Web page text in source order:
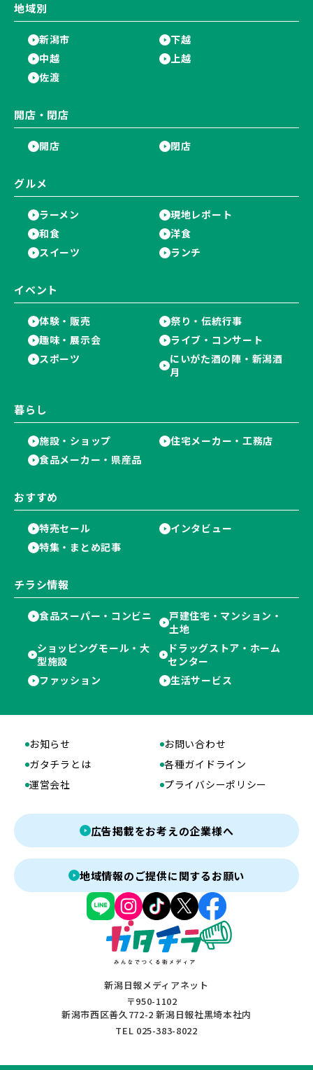
地域別
新潟市
下越
中越
上越
佐渡
開店・閉店
開店 閉店
グルメ
ラーメン
現地レポート
和食
洋食
スイーツ
ランチ
イベント
体験・販売
祭り・伝統行事
趣味・展示会
ライブ・コンサート
スポーツ
にいがた酒の陣・新潟酒
月
暮らし
施設・ショップ
住宅メーカー・工務店
食品メーカー・県産品
おすすめ
特売セール
インタビュー
特集・まとめ記事
チラシ情報
食品スーパー・コンビニ
戸建住宅・マンション・
土地
ショッピングモール・大
型施設
ドラッグストア・ホーム
センター
ファッション
生活サービス
新潟日報メディアネット
〒950-1102
新潟市西区善久772-2 新潟日報社黒埼本社内
TEL 025-383-8022
お知らせ
お問い合わせ
ガタチラとは
各種ガイドライン
運営会社
プライバシーポリシー
広告掲載をお考えの企業様へ
地域情報のご提供に関するお願い